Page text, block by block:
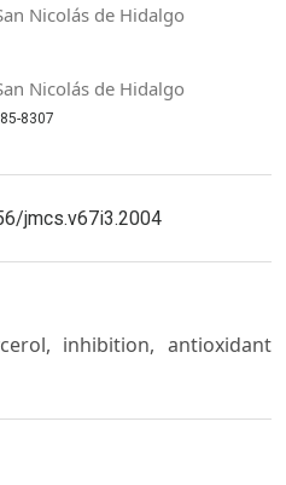
Nicolás de Hidalgo
Nicolás de Hidalgo
8307
jmcs.v67i3.2004
inhibition, antioxidant